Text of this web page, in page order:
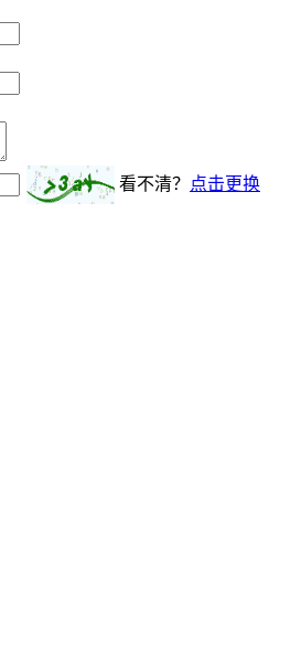
看不清？ 点击更换